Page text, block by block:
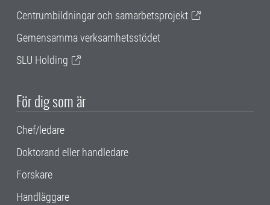
Centrumbildningar och samarbetsprojekt
Gemensamma verksamhetsstödet
SLU Holding
För dig som är
Chef/ledare
Doktorand eller handledare
Forskare
Handläggare